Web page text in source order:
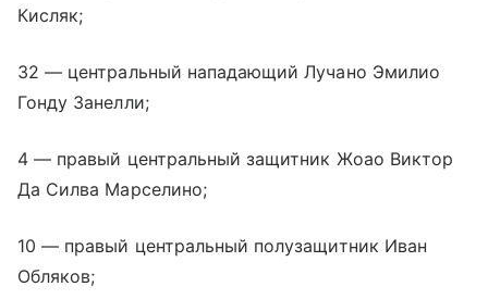
Кисляк;
32 — центральный нападающий Лучано Эмилио
Гонду Занелли;
4 — правый центральный защитник Жоао Виктор
Да Силва Марселино;
10 — правый центральный полузащитник Иван
Обляков;